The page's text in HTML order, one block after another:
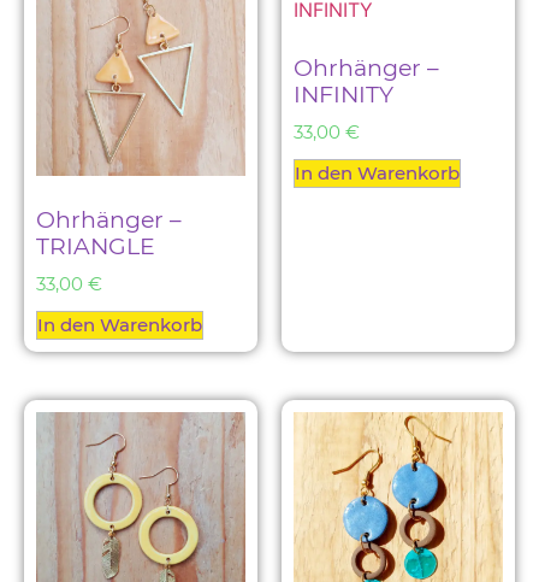
Ohrhänger –
TRIANGLE
33,00 €
In den Warenkorb
Ohrhänger –
INFINITY
33,00 €
In den Warenkorb